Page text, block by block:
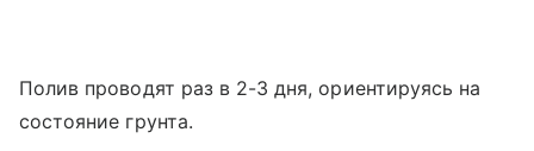
Полив проводят раз в 2-3 дня, ориентируясь на
состояние грунта.